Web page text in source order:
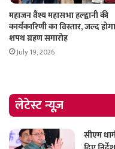
महाजन वैश्य महासभा हल्द्वानी की
कार्यकारिणी का विस्तार, जल्द होगा
शपथ ग्रहण समारोह
July 19, 2026
लेटेस्ट न्यूज़
सीएम